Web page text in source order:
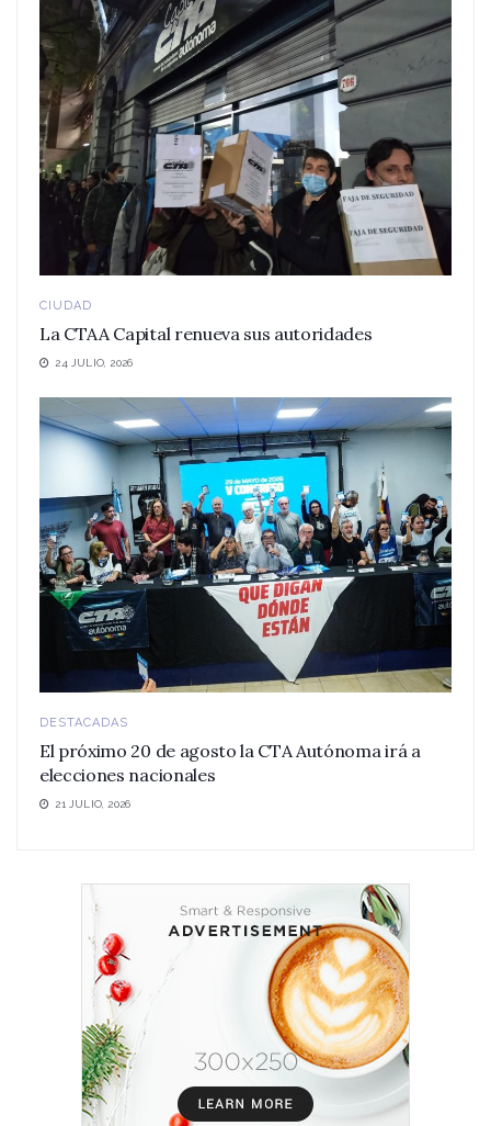
CIUDAD
La CTAA Capital renueva sus autoridades
24 JULIO, 2026
DESTACADAS
El próximo 20 de agosto la CTA Autónoma irá a
elecciones nacionales
21 JULIO, 2026